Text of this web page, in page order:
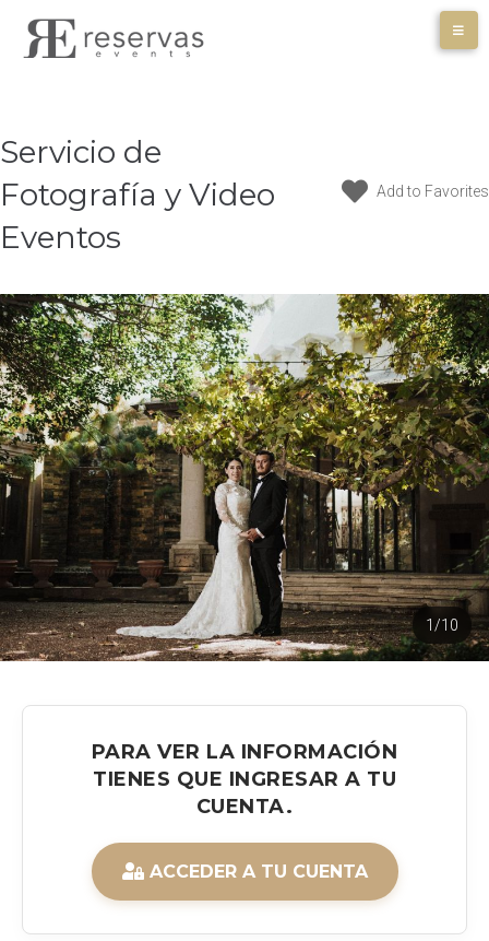
Servicio de
Fotografía y Video
Eventos
Add to Favorites
1/10
PARA VER LA INFORMACIÓN
TIENES QUE INGRESAR A TU
CUENTA.
ACCEDER A TU CUENTA